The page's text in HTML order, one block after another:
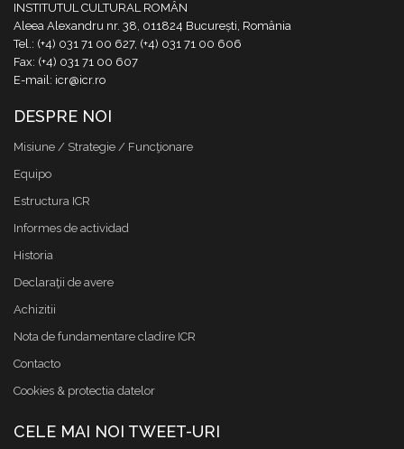
INSTITUTUL CULTURAL ROMÂN
Aleea Alexandru nr. 38, 011824 București, România
Tel.: (+4) 031 71 00 627, (+4) 031 71 00 606
Fax: (+4) 031 71 00 607
E-mail: icr@icr.ro
DESPRE NOI
Misiune / Strategie / Funcţionare
Equipo
Estructura ICR
Informes de actividad
Historia
Declaraţii de avere
Achizitii
Nota de fundamentare cladire ICR
Contacto
Cookies & protectia datelor
CELE MAI NOI TWEET-URI